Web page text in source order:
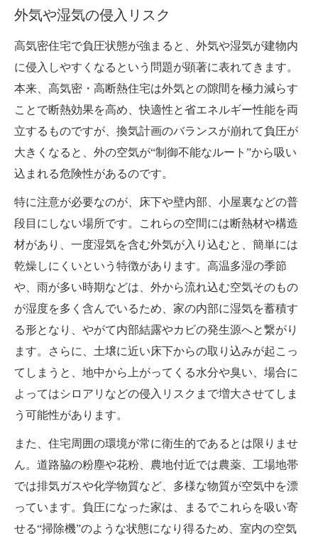
外気や湿気の侵入リスク
高気密住宅で負圧状態が強まると、外気や湿気が建物内
に侵入しやすくなるという問題が顕著に表れてきます。
本来、高気密・高断熱住宅は外気との隙間を極力減らす
ことで断熱効果を高め、快適性と省エネルギー性能を両
立するものですが、換気計画のバランスが崩れて負圧が
大きくなると、外の空気が“制御不能なルート”から吸い
込まれる危険性があるのです。
特に注意が必要なのが、床下や壁内部、小屋裏などの普
段目にしない場所です。これらの空間には断熱材や構造
材があり、一度湿気を含む外気が入り込むと、簡単には
乾燥しにくいという特徴があります。高温多湿の季節
や、雨が多い時期などは、外から流れ込む空気そのもの
が湿度を多く含んでいるため、家の内部に湿気を蓄積す
る形となり、やがて内部結露やカビの発生源へと繋がり
ます。さらに、土壌に近い床下からの取り込みが起こっ
てしまうと、地中から上がってくる水分や臭い、場合に
よってはシロアリなどの侵入リスクまで増大させてしま
う可能性があります。
また、住宅周囲の環境が常に衛生的であるとは限りませ
ん。道路脇の粉塵や花粉、農地付近では農薬、工場地帯
では排気ガスや化学物質など、多様な物質が空気中を漂
っています。負圧になった家は、まるでこれらを吸い寄
せる“掃除機”のような状態になり得るため、室内の空気